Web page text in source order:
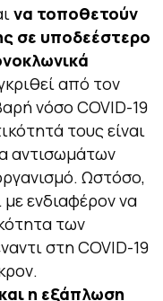
να τοποθετούν
σε υποδεέστερο
από τον
νόσο COVID-19
τους είναι
αντισωμάτων
Ωστόσο,
με ενδιαφέρον να
των
στη COVID-19
η εξάπλωση